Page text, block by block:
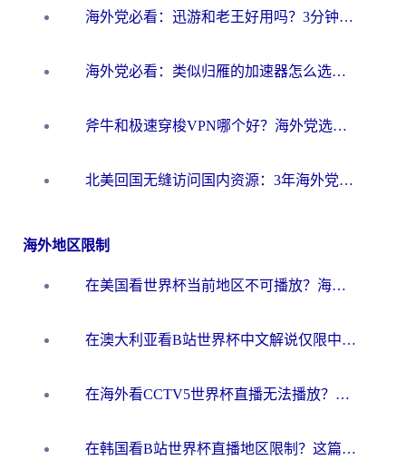
海外党必看：迅游和老王好用吗？3分钟选对加速国内网络的加速器
海外党必看：类似归雁的加速器怎么选？一篇搞定无缝访问国内资源
斧牛和极速穿梭VPN哪个好？海外党选回国加速器必看的真实对比与避坑指南
北美回国无缝访问国内资源：3年海外党亲测的加速器选择指南
海外地区限制
在美国看世界杯当前地区不可播放？海外党体育观赛终极指南来了！
在澳大利亚看B站世界杯中文解说仅限中国大陆？这篇指南帮你打破限制看遍赛事
在海外看CCTV5世界杯直播无法播放？这篇指南让你和国内球迷同步呐喊
在韩国看B站世界杯直播地区限制？这篇指南让你告别“当前地区不可播放”